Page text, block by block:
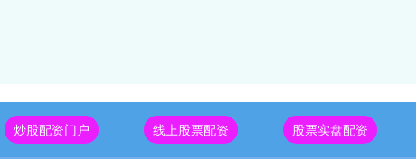
炒股配资门户 线上股票配资 股票实盘配资